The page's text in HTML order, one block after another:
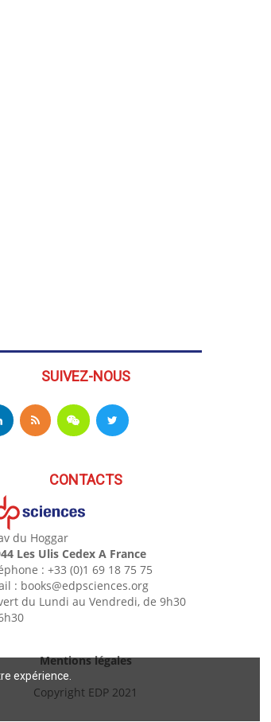
expérience.
SUIVEZ-NOUS
CONTACTS
du Hoggar
Les Ulis Cedex A France
: +33 (0)1 69 18 75 75
: books@edpsciences.org
du Lundi au Vendredi, de 9h30
Mentions légales
Copyright EDP 2021